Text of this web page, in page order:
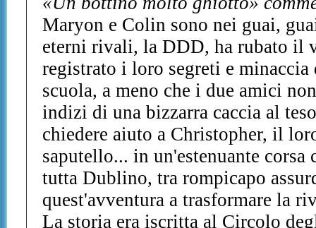
Maryon e Colin sono nei guai,
eterni rivali, la DDD, ha rubato il
registrato i loro segreti e
scuola, a meno che i due amici
indizi di una bizzarra caccia al
chiedere aiuto a Christopher, il
saputello... in un'estenuante
tutta Dublino, tra rompicapo
quest'avventura a trasformare la
La storia era iscritta al Circolo